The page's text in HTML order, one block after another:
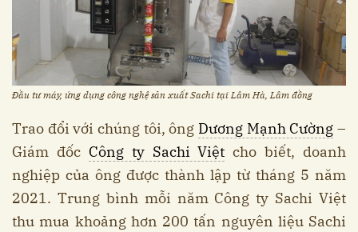
Đầu tư máy, ứng dụng công nghệ sản xuất Sachi tại Lâm Hà, Lâm đồng
Trao đổi với chúng tôi, ông Dương Mạnh Cường –
Giám đốc Công ty Sachi Việt cho biết, doanh
nghiệp của ông được thành lập từ tháng 5 năm
2021. Trung bình mỗi năm Công ty Sachi Việt
thu mua khoảng hơn 200 tấn nguyên liệu Sachi